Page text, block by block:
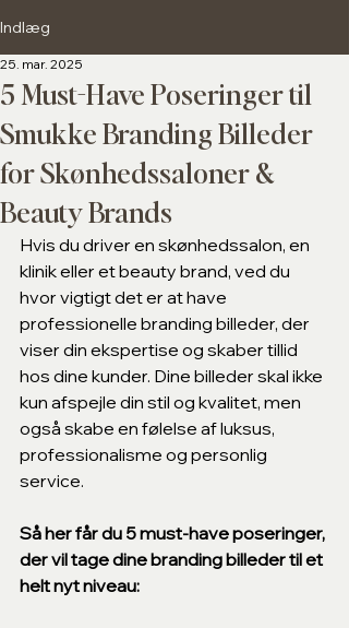
Indlæg
5 Must-Have Poseringer til
Smukke Branding Billeder
for Skønhedssaloner &
Beauty Brands
25. mar. 2025
Hvis du driver en skønhedssalon, en
klinik eller et beauty brand, ved du
hvor vigtigt det er at have
professionelle branding billeder, der
viser din ekspertise og skaber tillid
hos dine kunder. Dine billeder skal ikke
kun afspejle din stil og kvalitet, men
også skabe en følelse af luksus,
professionalisme og personlig
service.
Så her får du 5 must-have poseringer,
der vil tage dine branding billeder til et
helt nyt niveau: